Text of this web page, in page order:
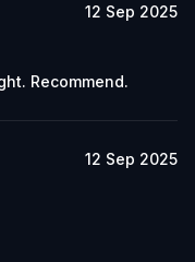
12 Sep 2025
Recommend.
12 Sep 2025